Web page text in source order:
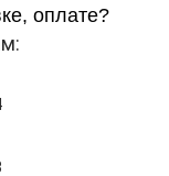
оплате?